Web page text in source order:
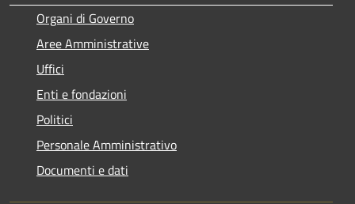
Organi di Governo
Aree Amministrative
Uffici
Enti e fondazioni
Politici
Personale Amministrativo
Documenti e dati